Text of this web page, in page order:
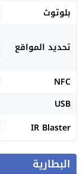
بلوتوث
تحديد المواقع
NFC
USB
IR Blaster
البطارية